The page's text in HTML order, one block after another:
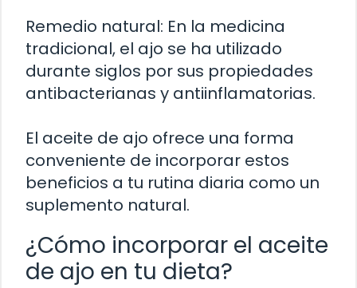
Remedio natural: En la medicina
tradicional, el ajo se ha utilizado
durante siglos por sus propiedades
antibacterianas y antiinflamatorias.
El aceite de ajo ofrece una forma
conveniente de incorporar estos
beneficios a tu rutina diaria como un
suplemento natural.
¿Cómo incorporar el aceite
de ajo en tu dieta?